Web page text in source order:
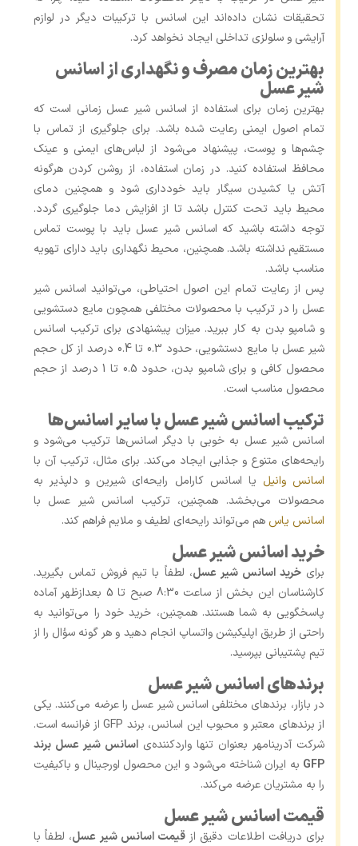
تحقیقات نشان داده‌اند این اسانس با ترکیبات دیگر در لوازم
آرایشی و سلولزی تداخلی ایجاد نخواهد کرد.
بهترین زمان مصرف و نگهداری از اسانس
شیر عسل
بهترین زمان برای استفاده از اسانس شیر عسل زمانی است که
تمام اصول ایمنی رعایت شده باشد. برای جلوگیری از تماس با
چشم‌ها و پوست، پیشنهاد می‌شود از لباس‌های ایمنی و عینک
محافظ استفاده کنید. در زمان استفاده، از روشن کردن هرگونه
آتش یا کشیدن سیگار باید خودداری شود و همچنین دمای
محیط باید تحت کنترل باشد تا از افزایش دما جلوگیری گردد.
توجه داشته باشید که اسانس شیر عسل باید با پوست تماس
مستقیم نداشته باشد. همچنین، محیط نگهداری باید دارای تهویه
مناسب باشد.
پس از رعایت تمام این اصول احتیاطی، می‌توانید اسانس شیر
عسل را در ترکیب با محصولات مختلفی همچون مایع دستشویی
و شامپو بدن به کار ببرید. میزان پیشنهادی برای ترکیب اسانس
شیر عسل با مایع دستشویی، حدود 0.3 تا 0.4 درصد از کل حجم
محصول کافی و برای شامپو بدن، حدود 0.5 تا 1 درصد از حجم
محصول مناسب است.
ترکیب اسانس شیر عسل با سایر اسانس‌ها
اسانس شیر عسل به ‌خوبی با دیگر اسانس‌ها ترکیب می‌شود و
رایحه‌های متنوع و جذابی ایجاد می‌کند. برای مثال، ترکیب آن با
اسانس وانیل یا اسانس کارامل رایحه‌ای شیرین و دلپذیر به
محصولات می‌بخشد. همچنین، ترکیب اسانس شیر عسل با
اسانس یاس هم می‌تواند رایحه‌ای لطیف و ملایم فراهم کند.
خرید اسانس شیر عسل
برایخرید اسانس شیر عسل، لطفاً با تیم فروش تماس بگیرید.
کارشناسان این بخش از ساعت 8:30 صبح تا 5 بعدازظهر آماده
پاسخگویی به شما هستند. همچنین، خرید خود را می‌توانید به
راحتی از طریق اپلیکیشن واتساپ انجام دهید و هر گونه سؤال را از
تیم پشتیبانی بپرسید.
برندهای اسانس شیر عسل
در بازار، برندهای مختلفی اسانس شیر عسل را عرضه می‌کنند. یکی
از برندهای معتبر و محبوب این اسانس، برند GFP از فرانسه است.
شرکت آدرینامهر بعنوان تنها واردکننده‌ی اسانس شیر عسل برند
GFP به ایران شناخته می‌شود و این محصول اورجینال و باکیفیت
را به مشتریان عرضه می‌کند.
قیمت اسانس شیر عسل
برای دریافت اطلاعات دقیق از قیمت اسانس شیر عسل، لطفاً با